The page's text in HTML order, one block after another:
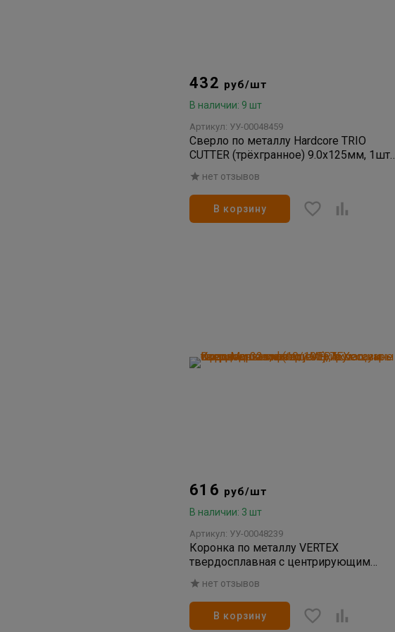
432 руб/шт
В наличии: 9 шт
Артикул: УУ-00048459
Сверло по металлу Hardcore TRIO
CUTTER (трёхгранное) 9.0х125мм, 1шт/
уп (6/48/192)
нет отзывов
В корзину
616 руб/шт
В наличии: 3 шт
Артикул: УУ-00048239
Коронка по металлу VERTEX
твердосплавная с центрирующим
сверлом 32мм (10/100)
нет отзывов
В корзину